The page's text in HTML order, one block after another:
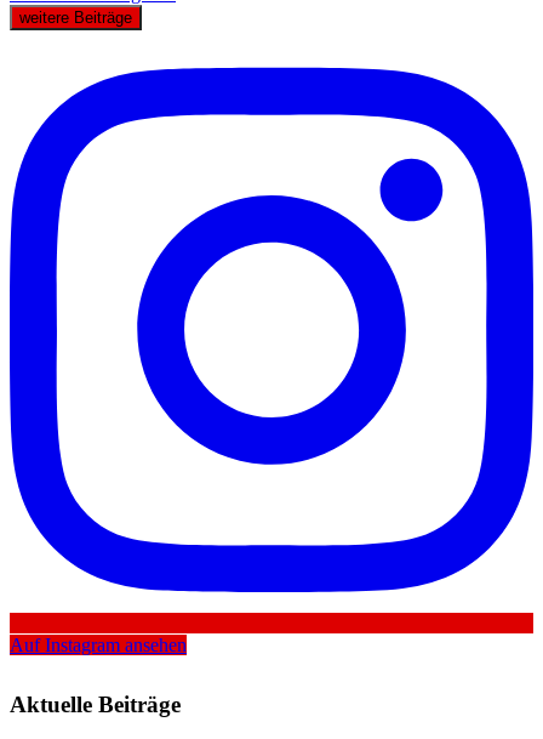
weitere Beiträge
Auf Instagram ansehen
Aktuelle Beiträge